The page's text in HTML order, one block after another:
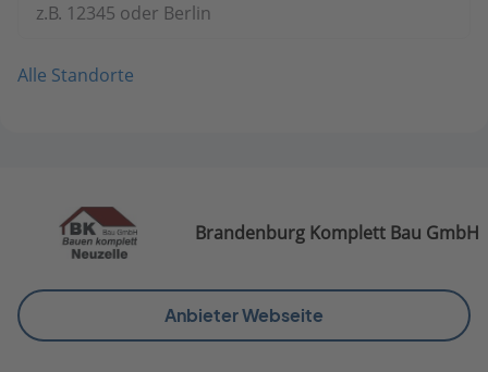
z.B. 12345 oder Berlin
Alle Standorte
Brandenburg Komplett Bau GmbH
Anbieter Webseite